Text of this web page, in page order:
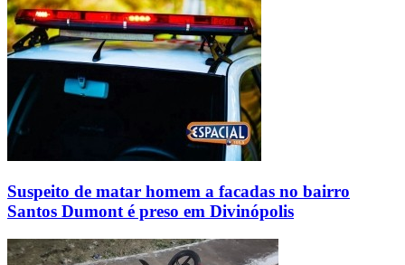
Suspeito de matar homem a facadas no bairro
Santos Dumont é preso em Divinópolis